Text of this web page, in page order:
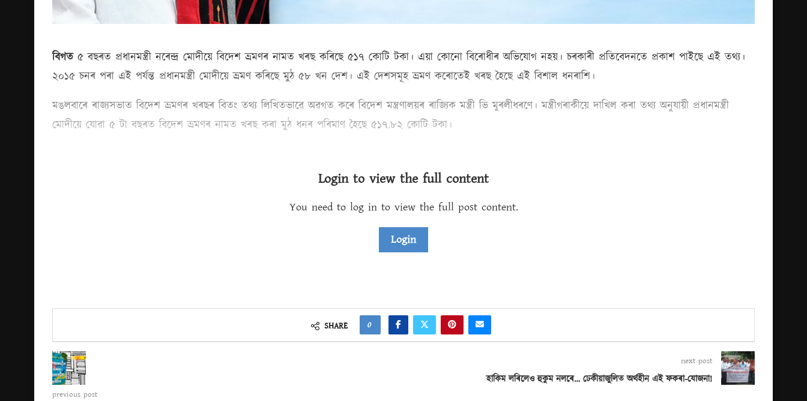
বিগত৫ বছৰত প্ৰধানমন্ত্ৰী নৰেন্দ্ৰ মোদীয়ে বিদেশ ভ্ৰমণৰ নামত খৰছ কৰিছে ৫১৭ কোটি টকা। এয়া কোনো বিৰোধীৰ অভিযোগ নহয়। চৰকাৰী প্ৰতিবেদনতে প্ৰকাশ পাইছে এই তথ্য।
২০১৫ চনৰ পৰা এই পৰ্যন্ত প্ৰধানমন্ত্ৰী মোদীয়ে ভ্ৰমণ কৰিছে মুঠ ৫৮ খন দেশ। এই দেশসমূহ ভ্ৰমণ কৰোতেই খৰছ হৈছে এই বিশাল ধনৰাশি।
মঙলবাৰে ৰাজ্যসভাত বিদেশ ভ্ৰমণৰ খৰছৰ বিতং তথ্য লিখিতভাৱে অৱগত কৰে বিদেশ মন্ত্ৰণালয়ৰ ৰাজ্যিক মন্ত্ৰী ভি মুৰলীধৰণে। মন্ত্ৰীগৰাকীয়ে দাখিল কৰা তথ্য অনুযায়ী প্ৰধানমন্ত্ৰী
মোদীয়ে যোৱা ৫ টা বছৰত বিদেশ ভ্ৰমণৰ নামত খৰছ কৰা মুঠ ধনৰ পৰিমাণ হৈছে ৫১৭.৮২ কোটি টকা।
Login to view the full content
You need to log in to view the full post content.
Login
SHARE 0
previous post
next post
হাকিম লৰিলেও হুকুম নলৰে… ঢেকীয়াজুলিত অৰ্থহীন এই ফকৰা-যোজনা!